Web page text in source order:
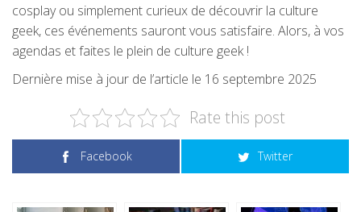
cosplay ou simplement curieux de découvrir la culture
geek, ces événements sauront vous satisfaire. Alors, à vos
agendas et faites le plein de culture geek !
Dernière mise à jour de l’article le 16 septembre 2025
Rate this post
Facebook Twitter